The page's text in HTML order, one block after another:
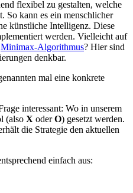
flexibel zu gestalten, welche
So kann es ein menschlicher
künstliche Intelligenz. Diese
werden. Vielleicht auf
Minimax-Algorithmus? Hier sind
denkbar.
mal eine konkrete
interessant: Wo in unserem
(also X oderO) gesetzt werden.
die Strategie den aktuellen
einfach aus: